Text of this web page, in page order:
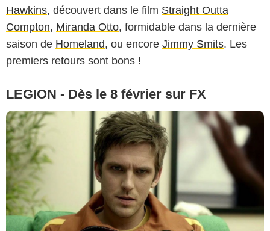
Hawkins, découvert dans le film Straight Outta
Compton, Miranda Otto, formidable dans la dernière
saison de Homeland, ou encore Jimmy Smits. Les
premiers retours sont bons !
LEGION - Dès le 8 février sur FX